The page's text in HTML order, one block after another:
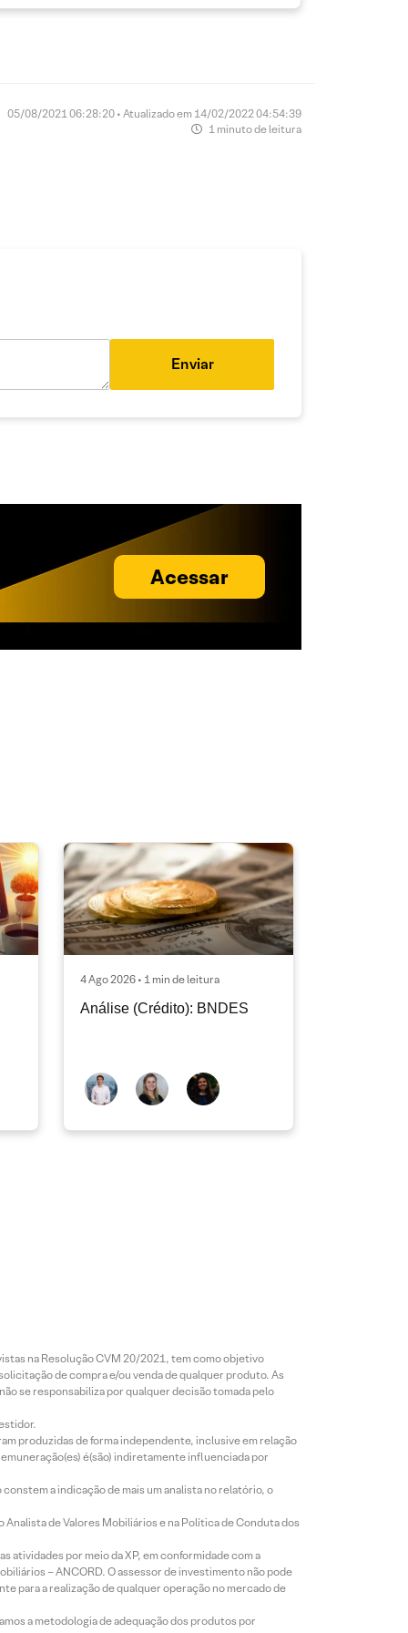
05/08/2021 06:28:20 • Atualizado em 14/02/2022 04:54:39
1 minuto de leitura
Enviar
Acessar
4 Ago 2026 • 1 min de leitura
Análise (Crédito): BNDES
na Resolução CVM 20/2021, tem como objetivo
de compra e/ou venda de qualquer produto. As
se responsabiliza por qualquer decisão tomada pelo
produzidas de forma independente, inclusive em relação
é(são) indiretamente influenciada por
a indicação de mais um analista no relatório, o
de Valores Mobiliários e na Política de Conduta dos
atividades por meio da XP, em conformidade com a
– ANCORD. O assessor de investimento não pode
para a realização de qualquer operação no mercado de
a metodologia de adequação dos produtos por